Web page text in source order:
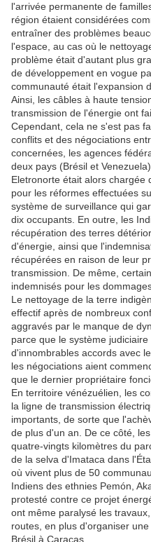
l'arrivée permanente de
région étaient considérées
entraîner des problèmes
l'espace, au cas où le
problème était d'autant plus
de développement en vogue
communauté était l'expansion
Ainsi, les câbles à haute
transmission de l'énergie ont
Cependant, cela ne s'est pas
conflits et des négociations
concernées, les agences
deux pays (Brésil et Venezuela).
Eletronorte était alors chargée
pour les réformes effectuées
système de surveillance qui
dix occupants. En outre, les
récupération des terres
d'énergie, ainsi que
récupérées en raison de leur
transmission. De même,
indemnisés pour les
Le nettoyage de la terre
effectif après de nombreux
aggravés par le manque de
parce que le système
d'innombrables accords avec
les négociations aient
que le dernier propriétaire
En territoire vénézuélien, les
la ligne de transmission
importants, de sorte que
de plus d'un an. De ce côté,
quatre-vingts kilomètres du
de la selva d'Imataca dans
où vivent plus de 50
Indiens des ethnies Pemón,
protesté contre ce projet
ont même paralysé les
routes, en plus d'organiser
Brésil à Caracas.